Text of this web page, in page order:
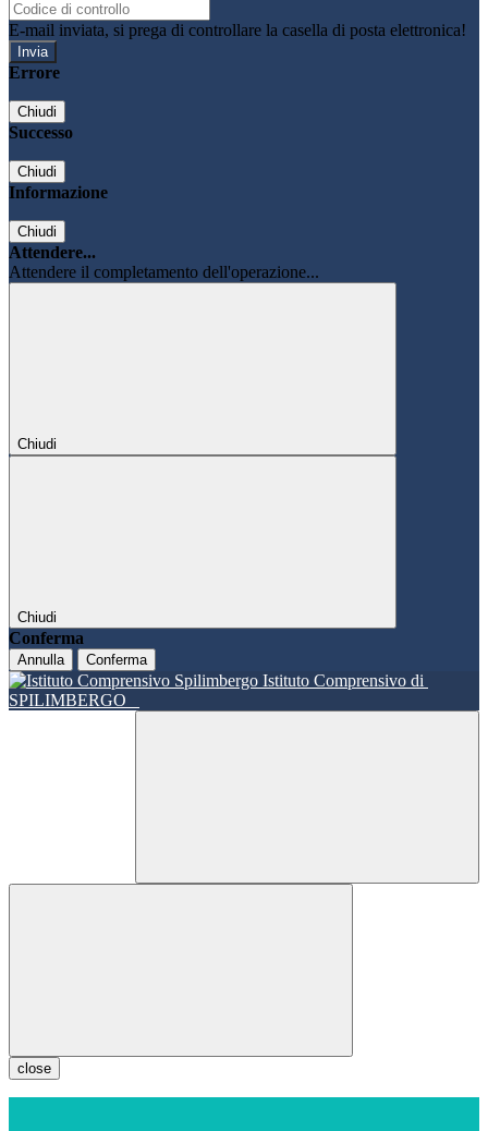
E-mail inviata, si prega di controllare la casella di posta elettronica!
Errore
Chiudi
Successo
Chiudi
Informazione
Chiudi
Attendere...
Attendere il completamento dell'operazione...
Chiudi
Chiudi
Conferma
Annulla Conferma
Istituto Comprensivo di
SPILIMBERGO
close